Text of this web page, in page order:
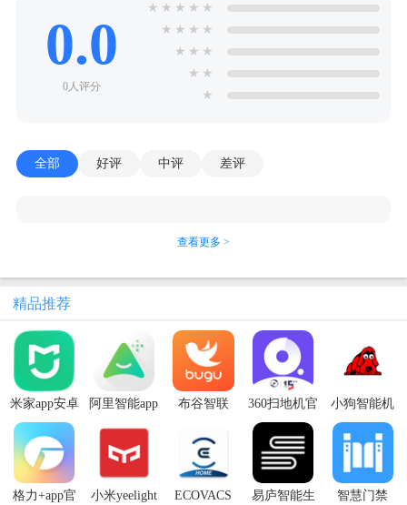
0.0
0人评分
★ ★ ★ ★ ★
★ ★ ★ ★
★ ★ ★
★ ★
★
全部 好评 中评 差评
查看更多 >
精品推荐
米家app安卓
版2026
阿里智能app
布谷智联
360扫地机官
方版
小狗智能机
器人app安卓
版
格力+app官
小米yeelight
ECOVACS
易庐智能生
智慧门禁